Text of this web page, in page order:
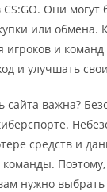
CS:GO. Они
или обмена.
игроков и команд
и улучшать
сайта важна?
средств и
команды.
нужно